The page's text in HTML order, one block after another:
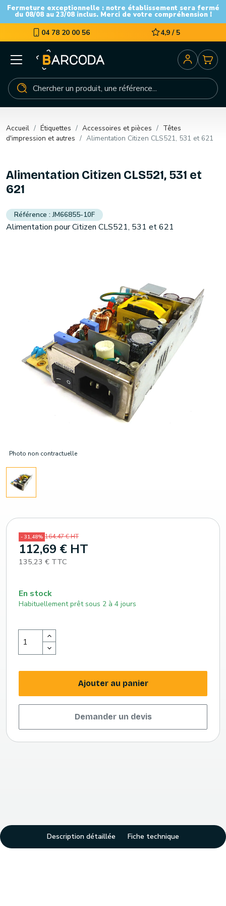
Fermeture exceptionnelle : notre établissement sera fermé
du 08/08 au 23/08 inclus. Merci de votre compréhension !
04 78 20 00 56 4,9 / 5
Accueil Étiquettes Accessoires et pièces
Têtes
d'impression et autres
Alimentation Citizen CLS521, 531 et 621
Photo non contractuelle
Alimentation Citizen CLS521, 531 et
621
JM66855-10F
Alimentation pour Citizen CLS521, 531 et 621
- 31,48% 164,47 € HT
112,69 € HT
135,23 € TTC
En stock
Habituellement prêt sous 2 à 4 jours
Ajouter au panier
Demander un devis
Description détaillée Fiche technique